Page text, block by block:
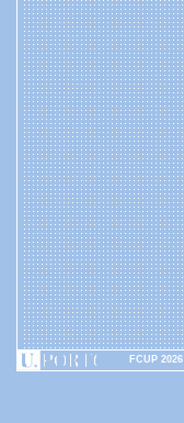
FCUP 2026